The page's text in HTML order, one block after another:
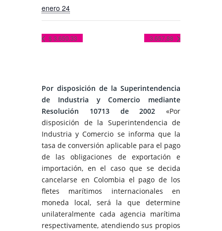
enero 24
$ 3.650.33 3.657,88
Por disposición de la Superintendencia
de Industria y Comercio mediante
Resolución 10713 de 2002 «Por
disposición de la Superintendencia de
Industria y Comercio se informa que la
tasa de conversión aplicable para el pago
de las obligaciones de exportación e
importación, en el caso que se decida
cancelarse en Colombia el pago de los
fletes marítimos internacionales en
moneda local, será la que determine
unilateralmente cada agencia marítima
respectivamente, atendiendo sus propios